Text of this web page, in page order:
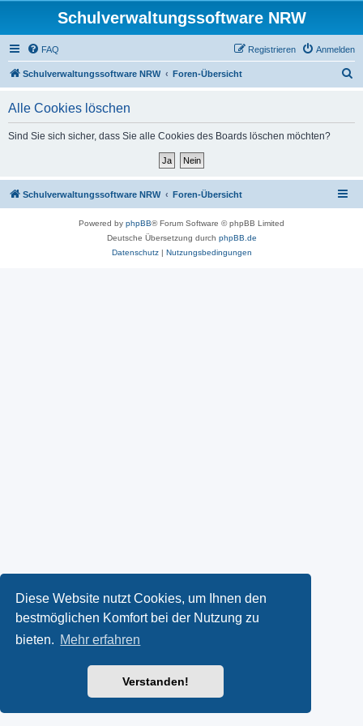
Diese Website nutzt Cookies, um Ihnen den
bestmöglichen Komfort bei der Nutzung zu
bieten. Mehr erfahren
Verstanden!
Schulverwaltungssoftware NRW
FAQ Anmelden
Registrieren
Schulverwaltungssoftware NRW Foren-Übersicht
Alle Cookies löschen
Sind Sie sich sicher, dass Sie alle Cookies des Boards löschen möchten?
Schulverwaltungssoftware NRW Foren-Übersicht
Powered by phpBB® Forum Software © phpBB Limited
Deutsche Übersetzung durch phpBB.de
Datenschutz| Nutzungsbedingungen